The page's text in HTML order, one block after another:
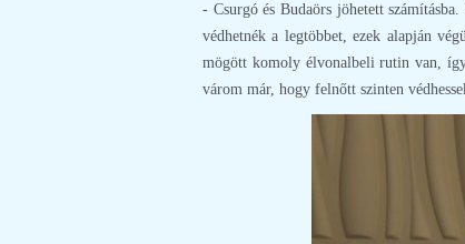
- Csurgó és Budaörs jöhetett
védhetnék a legtöbbet, ezek alapján
mögött komoly élvonalbeli rutin van, így
várom már, hogy felnőtt szinten